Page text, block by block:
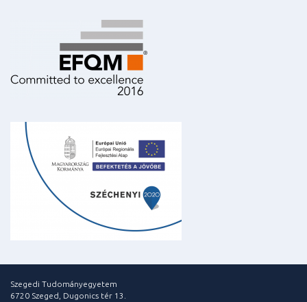
Szegedi Tudományegyetem
6720 Szeged, Dugonics tér 13.